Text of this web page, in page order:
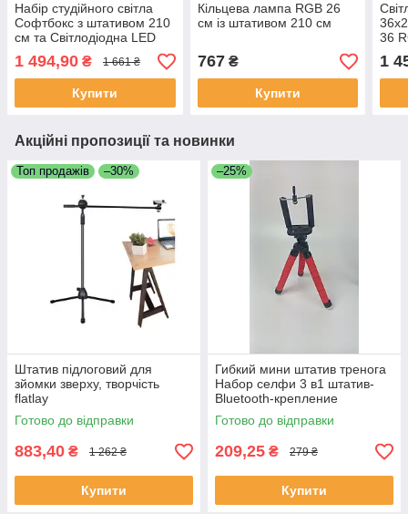
Набір студійного світла
Софтбокс з штативом 210
см та Світлодіодна LED
Лампа 85 Вт з пультом
1 494,90 ₴ 1 661 ₴
Купити
Кільцева лампа RGB 26
см із штативом 210 см
767₴
Купити
36
см
1
Акційні пропозиції та новинки
Топ продажів –30%
Штатив підлоговий для
зйомки зверху, творчість
flatlay
Готово до відправки
883,40 ₴ 1 262 ₴
Купити
–25%
Гибкий мини штатив тренога
Набор селфи 3 в1 штатив-
Bluetooth-крепление
Готово до відправки
209,25 ₴ 279 ₴
Купити